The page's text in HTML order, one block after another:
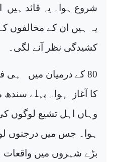
شروع ہوا۔ یہ قائد ہیں
یہ ہیں ان کے مخالفوں
کشیدگی نظر آنے لگی۔
80 کے درمیان میں
ہی
کا آغاز
ہوا۔ پہلے سندھ
وہاں اہل تشیع لوگوں
ہوا۔ جس میں درجنوں
بڑے شہروں میں واقعات